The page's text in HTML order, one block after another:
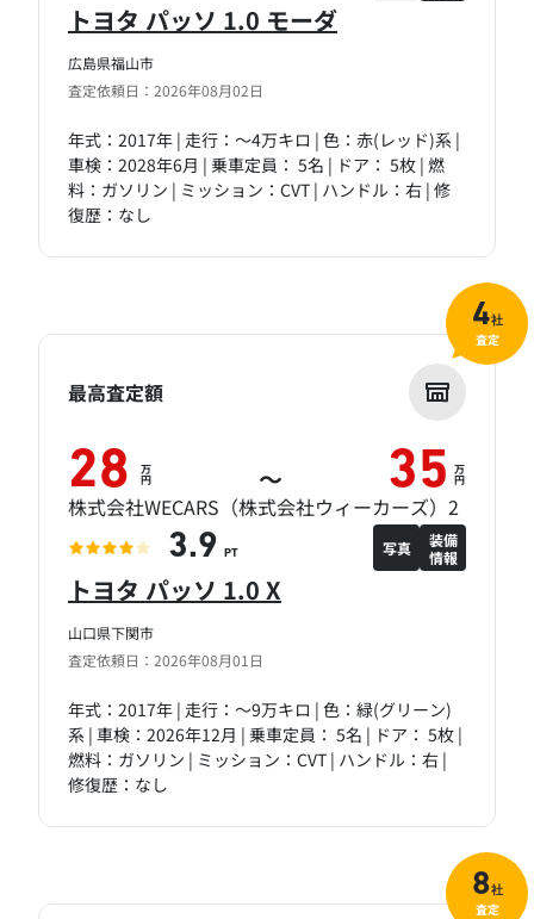
広島県福山市
査定依頼日：2026年08月02日
トヨタ パッソ 1.0 モーダ
年式：2017年 | 走行：～4万キロ | 色：赤(レッド)系 |
車検：2028年6月 | 乗車定員： 5名 | ドア： 5枚 | 燃
料：ガソリン | ミッション：CVT | ハンドル：右 | 修
復歴：なし
山口県下関市
査定依頼日：2026年08月01日
トヨタ パッソ 1.0 X
年式：2017年 | 走行：～9万キロ | 色：緑(グリーン)
系 | 車検：2026年12月 | 乗車定員： 5名 | ドア： 5枚 |
燃料：ガソリン | ミッション：CVT | ハンドル：右 |
修復歴：なし
最高査定額
28 万
円 ～ 35 万
円
株式会社WECARS（株式会社ウィーカーズ）2
3.9 PT 写真
装備
情報
4社
査定
8社
査定